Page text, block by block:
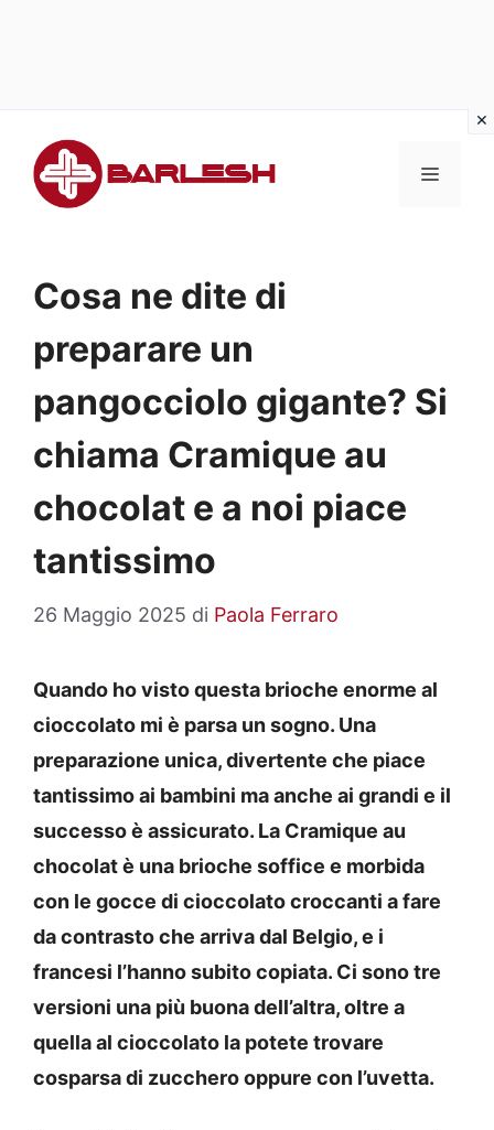
contenuto
MENU
Cosa ne dite di
preparare un
pangocciolo gigante? Si
chiama Cramique au
chocolat e a noi piace
tantissimo
26 Maggio 2025 di Paola Ferraro
Quando ho visto questa brioche enorme al
cioccolato mi è parsa un sogno. Una
preparazione unica, divertente che piace
tantissimo ai bambini ma anche ai grandi e il
successo è assicurato. La Cramique au
chocolat è una brioche soffice e morbida
con le gocce di cioccolato croccanti a fare
da contrasto che arriva dal Belgio, e i
francesi l’hanno subito copiata. Ci sono tre
versioni una più buona dell’altra, oltre a
quella al cioccolato la potete trovare
cosparsa di zucchero oppure con l’uvetta.